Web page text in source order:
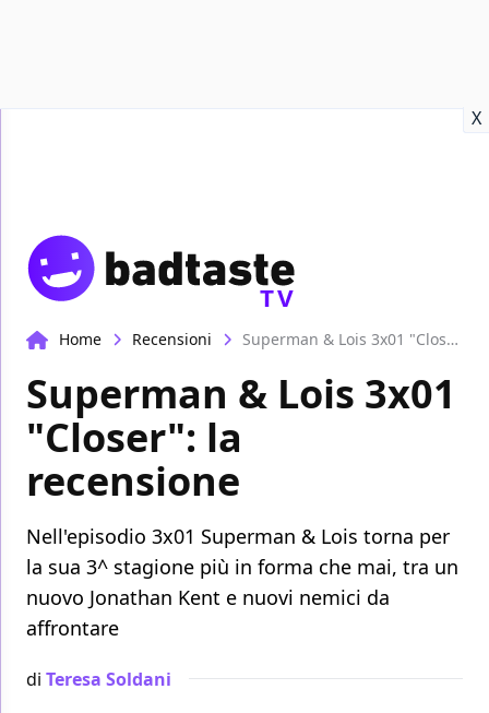
X
TV
Home Recensioni Superman & Lois 3x01 "Closer": la recensione
Superman & Lois 3x01
"Closer": la
recensione
Nell'episodio 3x01 Superman & Lois torna per
la sua 3^ stagione più in forma che mai, tra un
nuovo Jonathan Kent e nuovi nemici da
affrontare
di Teresa Soldani